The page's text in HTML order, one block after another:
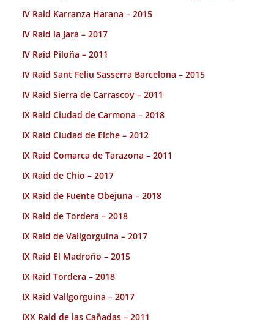
IV Raid Karranza Harana – 2015
IV Raid la Jara – 2017
IV Raid Piloña – 2011
IV Raid Sant Feliu Sasserra Barcelona – 2015
IV Raid Sierra de Carrascoy – 2011
IX Raid Ciudad de Carmona – 2018
IX Raid Ciudad de Elche – 2012
IX Raid Comarca de Tarazona – 2011
IX Raid de Chio – 2017
IX Raid de Fuente Obejuna – 2018
IX Raid de Tordera – 2018
IX Raid de Vallgorguina – 2017
IX Raid El Madroño – 2015
IX Raid Tordera – 2018
IX Raid Vallgorguina – 2017
IXX Raid de las Cañadas – 2011